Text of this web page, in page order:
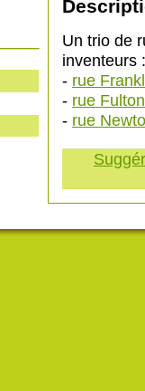
Un trio de
inventeurs :
- rue
- rue Fulton
- rue